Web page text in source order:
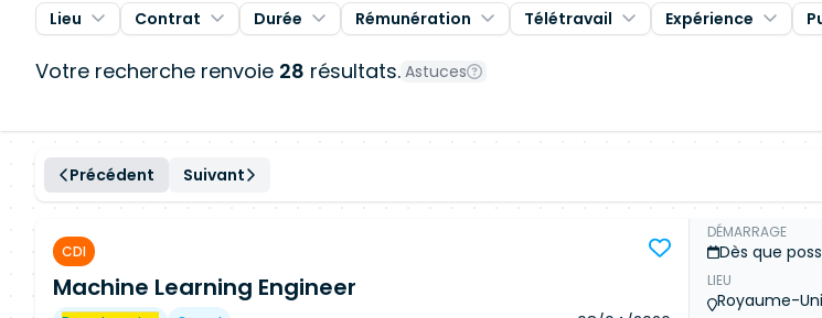
Lieu Contrat Durée Rémunération Télétravail Expérience
Votre recherche renvoie 28 résultats. Astuces
Précédent Suivant
CDI
Machine Learning Engineer
DÉMARRAGE
Dès que
LIEU
Royaume-Uni